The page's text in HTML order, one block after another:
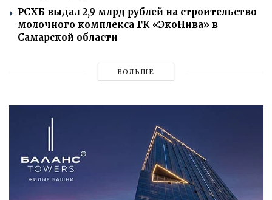
РСХБ выдал 2,9 млрд рублей на строительство
молочного комплекса ГК «ЭкоНива» в
Самарской области
БОЛЬШЕ